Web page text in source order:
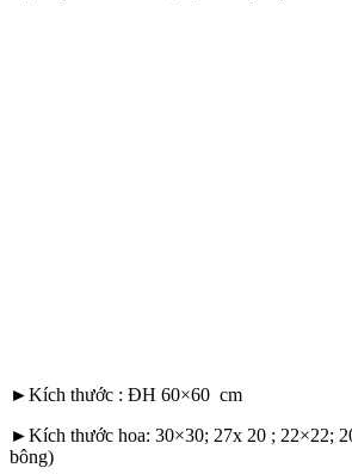
►Kích thước : ĐH 60×60 cm
►Kích thước hoa: 30×30; 27x 20 ; 22×22;
bông)